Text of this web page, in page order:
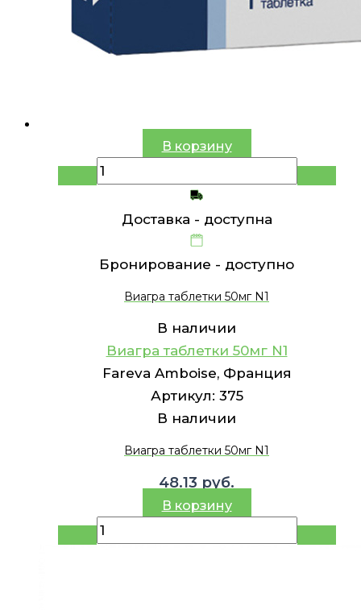
В корзину
Доставка - доступна
Бронирование - доступно
Виагра таблетки 50мг N1
В наличии
Виагра таблетки 50мг N1
Fareva Amboise, Франция
Артикул: 375
В наличии
Виагра таблетки 50мг N1
48.13 руб.
В корзину